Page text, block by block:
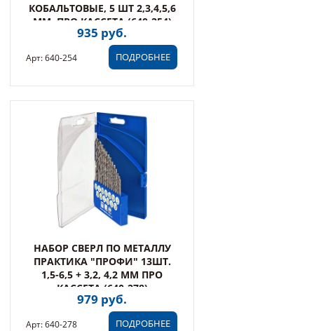
КОБАЛЬТОВЫЕ, 5 ШТ 2,3,4,5,6
ММ, ПРО КАССЕТА (640-254)
935 руб.
ПОДРОБНЕЕ
Арт: 640-254
НАБОР СВЕРЛ ПО МЕТАЛЛУ
ПРАКТИКА "ПРОФИ" 13ШТ.
1,5-6,5 + 3,2, 4,2 ММ ПРО
КАССЕТА (640-278)
979 руб.
ПОДРОБНЕЕ
Арт: 640-278